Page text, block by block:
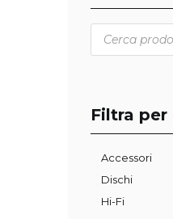
Products
search
Filtra
Accessori
Dischi
Hi-Fi